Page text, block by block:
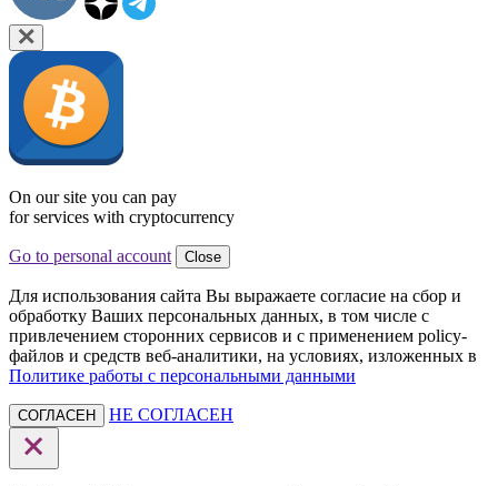
On our site you can pay
for services with cryptocurrency
Go to personal account Close
Для использования сайта Вы выражаете согласие на сбор и
обработку Ваших персональных данных, в том числе с
привлечением сторонних сервисов и с применением policy-
файлов и средств веб-аналитики, на условиях, изложенных в
Политике работы с персональными данными
СОГЛАСЕН НЕ СОГЛАСЕН